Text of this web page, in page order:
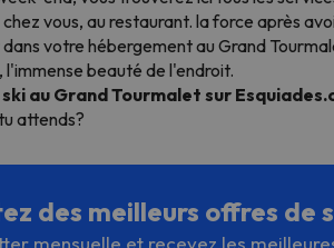
vous, au restaurant. la force après
votre hébergement au Grand
, l'immense beauté de l'endroit.
au Grand Tourmalet sur
attends?
des meilleurs offres de
mensuelle et recevez les